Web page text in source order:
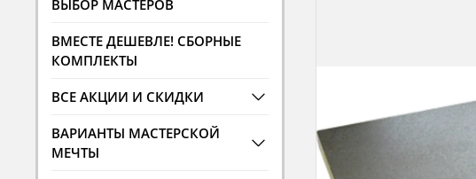
ВЫБОР МАСТЕРОВ
ВМЕСТЕ ДЕШЕВЛЕ! СБОРНЫЕ
КОМПЛЕКТЫ
ВСЕ АКЦИИ И СКИДКИ
ВАРИАНТЫ МАСТЕРСКОЙ
МЕЧТЫ